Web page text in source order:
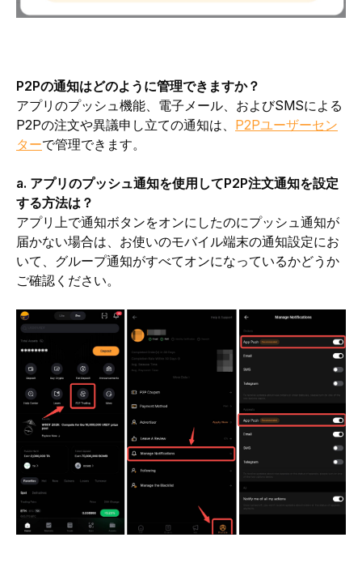
P2Pの通知はどのように管理できますか？
アプリのプッシュ機能、電子メール、およびSMSによる
P2Pの注文や異議申し立ての通知は、 P2Pユーザーセン
ターで管理できます。
a. アプリのプッシュ通知を使用してP2P注文通知を設定
する方法は？
アプリ上で通知ボタンをオンにしたのにプッシュ通知が
届かない場合は、お使いのモバイル端末の通知設定にお
いて、グループ通知がすべてオンになっているかどうか
ご確認ください。